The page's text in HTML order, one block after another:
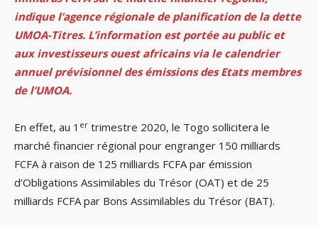
indique l’agence régionale de planification de la dette
UMOA-Titres. L’information est portée au public et
aux investisseurs ouest africains via le calendrier
annuel prévisionnel des émissions des Etats membres
de l’UMOA.
En effet, au 1 er trimestre 2020, le Togo sollicitera le
marché financier régional pour engranger 150 milliards
FCFA à raison de 125 milliards FCFA par émission
d’Obligations Assimilables du Trésor (OAT) et de 25
milliards FCFA par Bons Assimilables du Trésor (BAT).